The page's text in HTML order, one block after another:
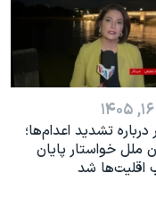
تشدید اعدام‌ها؛
ملل خواستار پایان
اقلیت‌ها شد